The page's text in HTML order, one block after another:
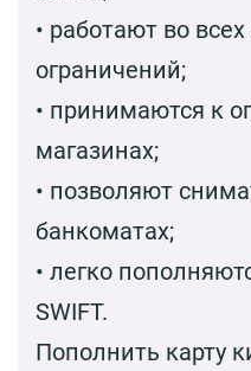
• работают во
ограничений;
• принимаются к
магазинах;
• позволяют
банкоматах;
• легко
SWIFT.
Пополнить карту